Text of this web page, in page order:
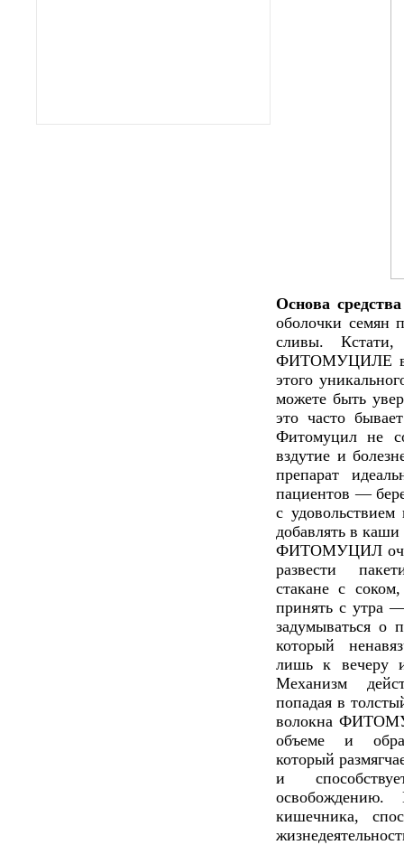
Основа средства
оболочки семян
сливы.
ФИТОМУЦИЛЕ в 4
этого
можете быть
это часто
Фитомуцил не
вздутие и
препарат
пациентов —
с
добавлять в
ФИТОМУЦИЛ
развести
стакане с
принять с утра
задумываться о
который
лишь к вечеру
Механизм
попадая в
волокна
объеме и
который
и
освобождению.
кишечника,